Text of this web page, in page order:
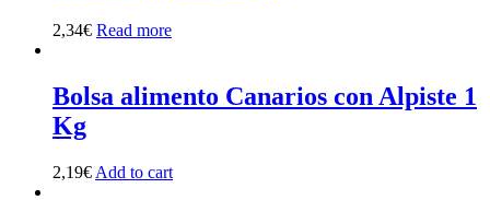
2,34€ Read more
Bolsa alimento Canarios con Alpiste 1
Kg
2,19€ Add to cart